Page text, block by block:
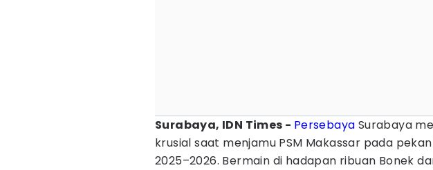
Surabaya, IDN Times - Persebaya Surabaya
krusial saat menjamu PSM Makassar pada
2025–2026. Bermain di hadapan ribuan Bonek